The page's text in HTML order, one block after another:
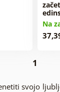
Na
1
svojo